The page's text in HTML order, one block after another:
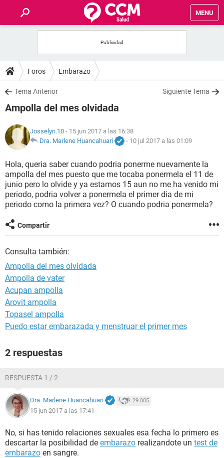
MENU
FOROS
SALUD
FAMILIA
NUTRICIÓN
BIENESTAR
SEXUALIDAD
GLOSARIO
Foros Embarazo
Tema Anterior Siguiente Tema
Ampolla del mes olvidada
Josselyn.10 - 15 jun 2017 a las 16:38
Dra. Marlene Huancahuari
- 10 jul 2017 a las 01:09
Hola, queria saber cuando podria ponerme nuevamente la
ampolla del mes puesto que me tocaba ponermela el 11 de
junio pero lo olvide y ya estamos 15 aun no me ha venido mi
periodo, podria volver a ponermela el primer dia de mi
periodo como la primera vez? O cuando podria ponermela?
Compartir
Consulta también:
Ampolla del mes olvidada
Ampolla de vater
Acupan ampolla
Arovit ampolla
Topasel ampolla
Puedo estar embarazada y menstruar el primer mes
2 respuestas
RESPUESTA 1 / 2
Dra. Marlene Huancahuari 29.005
15 jun 2017 a las 17:41
No, si has tenido relaciones sexuales esa fecha lo primero es
descartar la posibilidad de embarazo realizandote un test de
embarazo en sangre.